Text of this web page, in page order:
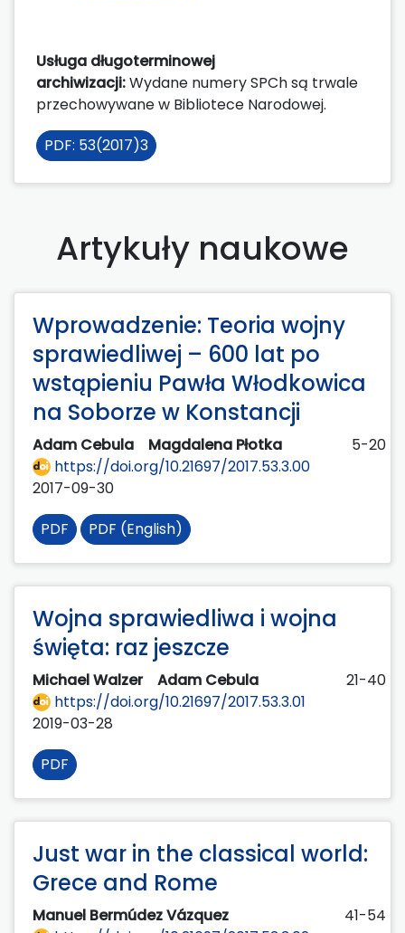
Usługa długoterminowej
archiwizacji:Wydane numery SPCh są trwale
przechowywane w Bibliotece Narodowej.
PDF: 53(2017)3
Artykuły naukowe
Wprowadzenie: Teoria wojny
sprawiedliwej – 600 lat po
wstąpieniu Pawła Włodkowica
na Soborze w Konstancji
Adam Cebula Magdalena Płotka
5-20
https://doi.org/10.21697/2017.53.3.00
2017-09-30
PDF
PDF (English)
Wojna sprawiedliwa i wojna
święta: raz jeszcze
Michael Walzer Adam Cebula
21-40
https://doi.org/10.21697/2017.53.3.01
2019-03-28
PDF
Just war in the classical world:
Grece and Rome
Manuel Bermúdez Vázquez
41-54